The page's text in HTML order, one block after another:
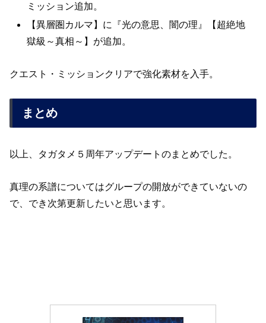
ミッション追加。
【異層圏カルマ】に『光の意思、闇の理』【超絶地
獄級～真相～】が追加。
クエスト・ミッションクリアで強化素材を入手。
まとめ
以上、タガタメ５周年アップデートのまとめでした。
真理の系譜についてはグループの開放ができていないの
で、でき次第更新したいと思います。